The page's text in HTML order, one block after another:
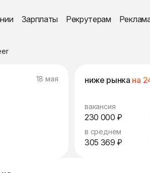
Зарплаты Рекрутерам
18 мая ниже рынка на
вакансия
230 000 ₽
в среднем
305 369 ₽